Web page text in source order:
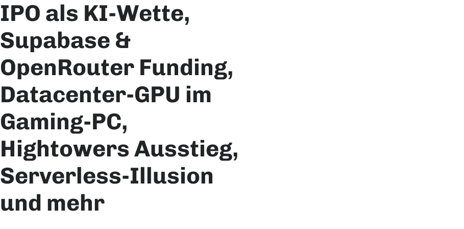
IPO als KI-Wette,
Supabase &
OpenRouter Funding,
Datacenter-GPU im
Gaming-PC,
Hightowers Ausstieg,
Serverless-Illusion
und mehr